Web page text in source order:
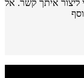
איתך קשר. אל